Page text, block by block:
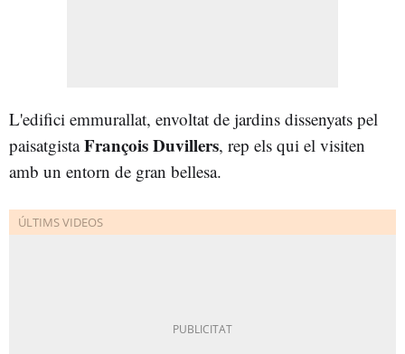
L'edifici emmurallat, envoltat de jardins dissenyats pel
paisatgistaFrançois Duvillers, rep els qui el visiten
amb un entorn de gran bellesa.